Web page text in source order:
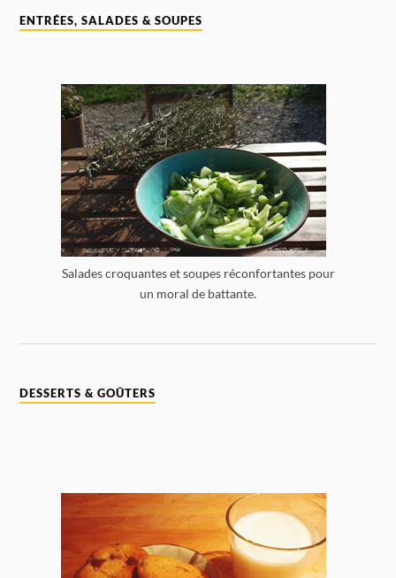
ENTRÉES, SALADES & SOUPES
Salades croquantes et soupes réconfortantes pour
un moral de battante.
DESSERTS & GOÛTERS